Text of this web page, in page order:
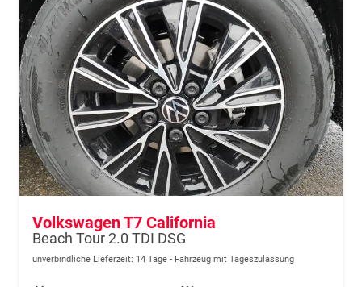
Volkswagen T7 California
Beach Tour 2.0 TDI DSG
unverbindliche Lieferzeit: 14 Tage Fahrzeug mit Tageszulassung